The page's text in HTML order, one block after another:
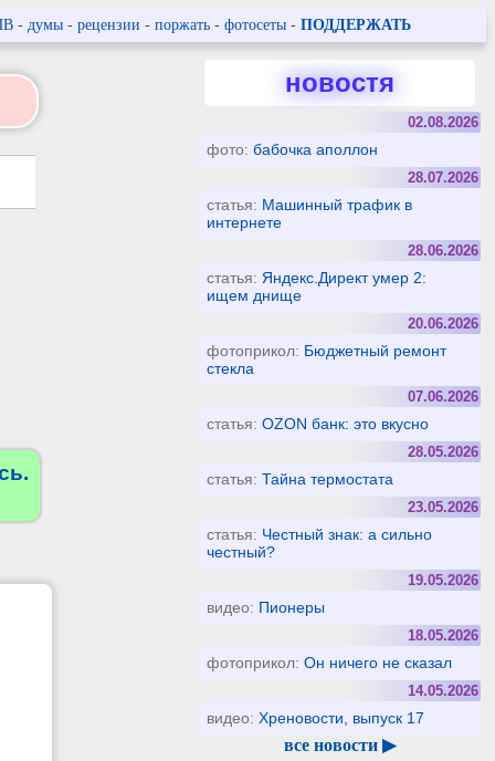
- думы- рецензии - поржать- фотосеты - ПОДДЕРЖАТЬ
новостя
02.08.2026
фото:бабочка аполлон
28.07.2026
статья: Машинный трафик в
интернете
28.06.2026
статья: Яндекс.Директ умер 2:
ищем днище
20.06.2026
фотоприкол: Бюджетный ремонт
стекла
07.06.2026
статья:OZON банк: это вкусно
28.05.2026
статья:Тайна термостата
23.05.2026
статья: Честный знак: а сильно
честный?
19.05.2026
видео: Пионеры
18.05.2026
фотоприкол:Он ничего не сказал
14.05.2026
видео:Хреновости, выпуск 17
все новости ▶